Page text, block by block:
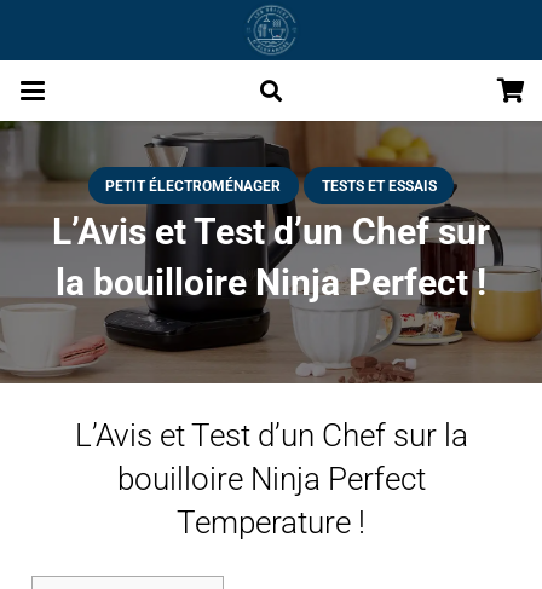
PETIT ÉLECTROMÉNAGER TESTS ET ESSAIS
L’Avis et Test d’un Chef sur
la bouilloire Ninja Perfect !
L’Avis et Test d’un Chef sur la
bouilloire Ninja Perfect
Temperature !